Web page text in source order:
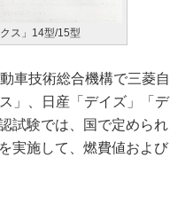
ス」14型/15型
車技術総合機構で三菱自
」、日産「デイズ」「デ
試験では、国で定められ
実施して、燃費値および